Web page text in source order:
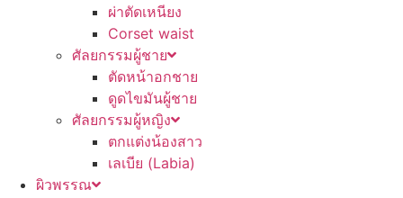
ผ่าตัดเหนียง
Corset waist
ศัลยกรรมผู้ชาย
ตัดหน้าอกชาย
ดูดไขมันผู้ชาย
ศัลยกรรมผู้หญิง
ตกแต่งน้องสาว
เลเบีย (Labia)
ผิวพรรณ